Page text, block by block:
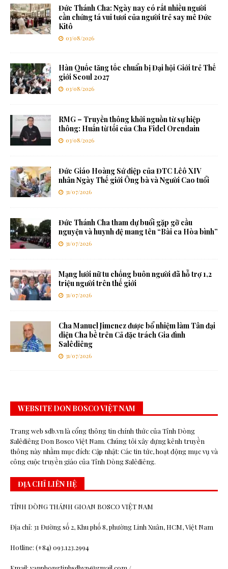
Đức Thánh Cha: Ngày nay có rất nhiều người
cần chứng tá vui tươi của người trẻ say mê Đức
Kitô
03/08/2026
Hàn Quốc tăng tốc chuẩn bị Đại hội Giới trẻ Thế
giới Seoul 2027
03/08/2026
RMG – Truyền thông khởi nguồn từ sự hiệp
thông: Huấn từ tối của Cha Fidel Orendain
03/08/2026
Đức Giáo Hoàng Sứ điệp của ĐTC Lêô XIV
nhân Ngày Thế giới Ông bà và Người Cao tuổi
31/07/2026
Đức Thánh Cha tham dự buổi gặp gỡ cầu
nguyện và huynh đệ mang tên “Bài ca Hòa bình”
31/07/2026
Mạng lưới nữ tu chống buôn người đã hỗ trợ 1,2
triệu người trên thế giới
31/07/2026
Cha Manuel Jimenez được bổ nhiệm làm Tân đại
diện Cha bề trên Cả đặc trách Gia đình
Salêdiêng
31/07/2026
WEBSITE DON BOSCO VIỆT NAM
Trang web sdb.vn là cổng thông tin chính thức của Tỉnh Dòng
Salêdiêng Don Bosco Việt Nam. Chúng tôi xây dựng kênh truyền
thông này nhằm mục đích: Cập nhật: Các tin tức, hoạt động mục vụ và
công cuộc truyền giáo của Tỉnh Dòng Salêdiêng.
ĐỊA CHỈ LIÊN HỆ
TỈNH DÒNG THÁNH GIOAN BOSCO VIỆT NAM
Địa chỉ: 31 Đường số 2, Khu phố 8, phường Linh Xuân, HCM, Việt Nam
Hotline: (+84) 093.123.2994